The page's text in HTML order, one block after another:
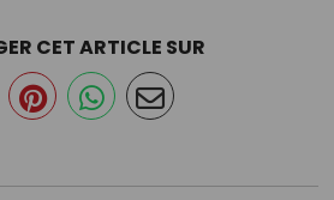
CET ARTICLE SUR